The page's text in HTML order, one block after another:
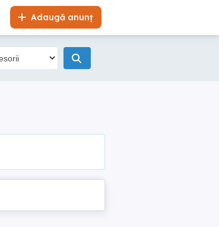
Adaugă anunț